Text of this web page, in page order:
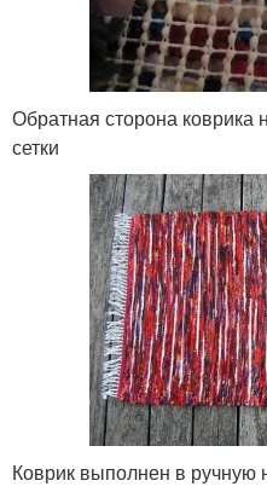
Обратная сторона коврика
сетки
Коврик выполнен в ручную